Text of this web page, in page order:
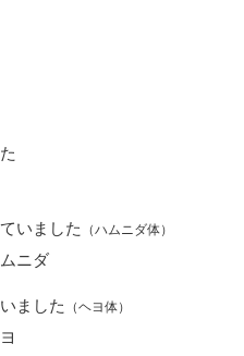
いました （ハムニダ体）
ニダ
ました （ヘヨ体）